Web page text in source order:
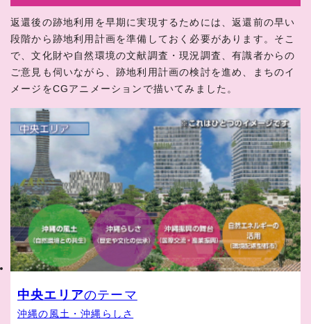
返還後の跡地利用を早期に実現するためには、返還前の早い
段階から跡地利用計画を準備しておく必要があります。そこ
で、文化財や自然環境の文献調査・現況調査、有識者からの
ご意見も伺いながら、跡地利用計画の検討を進め、まちのイ
メージをCGアニメーションで描いてみました。
中央エリアのテーマ
沖縄の風土・沖縄らしさ